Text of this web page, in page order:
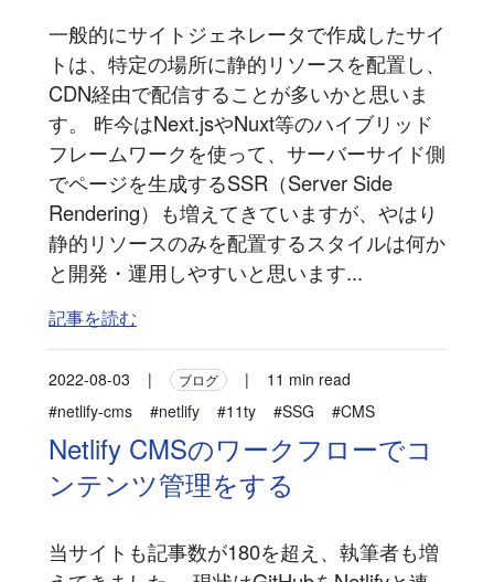
一般的にサイトジェネレータで作成したサイ
トは、特定の場所に静的リソースを配置し、
CDN経由で配信することが多いかと思いま
す。 昨今はNext.jsやNuxt等のハイブリッド
フレームワークを使って、サーバーサイド側
でページを生成するSSR（Server Side
Rendering）も増えてきていますが、やはり
静的リソースのみを配置するスタイルは何か
と開発・運用しやすいと思います...
記事を読む
2022-08-03 | ブログ |
11 min read
#netlify-cms
#netlify #11ty #SSG #CMS
Netlify CMSのワークフローでコ
ンテンツ管理をする
当サイトも記事数が180を超え、執筆者も増